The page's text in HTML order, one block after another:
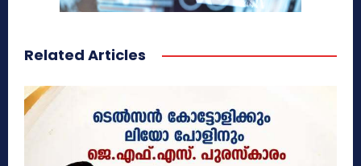
Related Articles